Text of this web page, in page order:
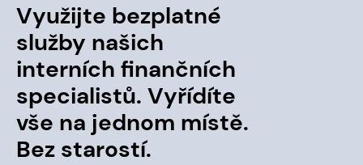
Využijte bezplatné
služby našich
interních finančních
specialistů. Vyřídíte
vše na jednom místě.
Bez starostí.